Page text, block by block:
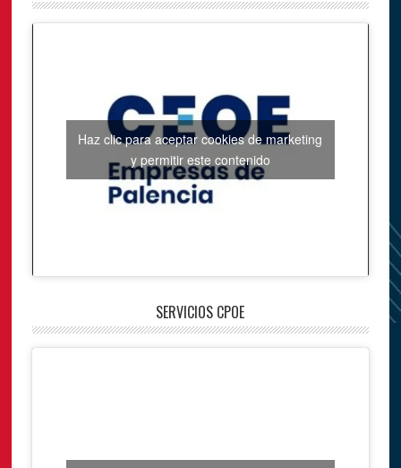
Haz clic para aceptar cookies de marketing
y permitir este contenido
SERVICIOS CPOE